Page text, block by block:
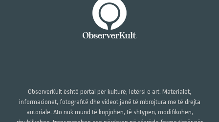
ObserverKult është portal për kulturë, letërsi e art. Materialet,
informacionet, fotografitë dhe videot janë të mbrojtura me të drejta
autoriale. Ato nuk mund të kopjohen, të shtypen, modifikohen,